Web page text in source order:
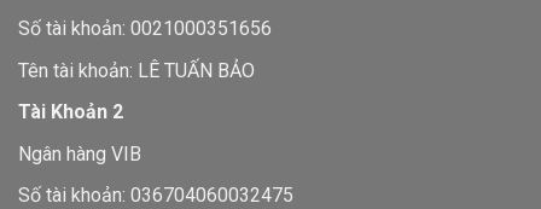
Số tài khoản: 0021000351656
Tên tài khoản: LÊ TUẤN BẢO
Tài Khoản 2
Ngân hàng VIB
Số tài khoản: 036704060032475